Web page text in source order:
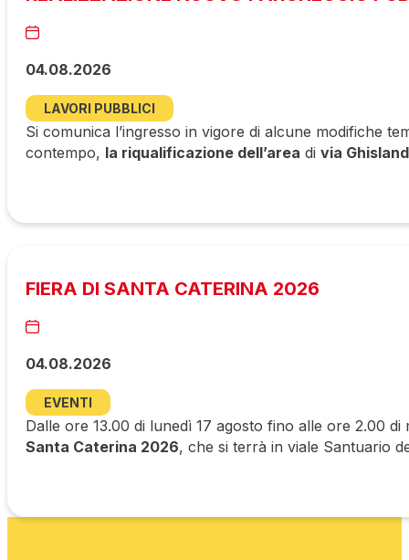
04.08.2026
LAVORI PUBBLICI
Si comunica l’ingresso in vigore di alcune modifiche
contempo, la riqualificazione dell’area di via
FIERA DI SANTA CATERINA 2026
04.08.2026
EVENTI
Dalle ore 13.00 di lunedì 17 agosto fino alle ore 2.00
Santa Caterina 2026, che si terrà in viale Santuario